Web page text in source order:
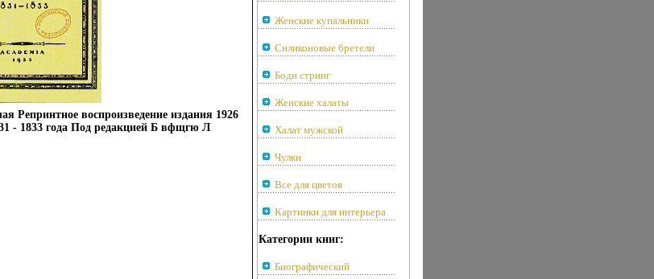
Репринтное воспроизведение издания 1926
- 1833 года Под редакцией Б вфщгю Л
Женские купальники
Силиконовые бретели
Боди стринг
Женские халаты
Халат мужской
Чулки
Все для цветов
Картинки для интерьера
Категории книг:
Биографический